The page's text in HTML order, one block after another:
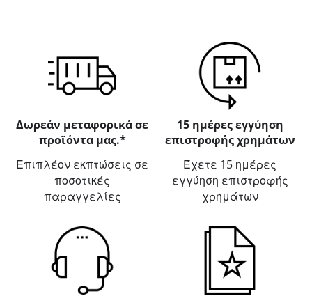
Δωρεάν μεταφορικά σε
προϊόντα μας.*
Επιπλέον εκπτώσεις σε
ποσοτικές
παραγγελίες
15 ημέρες εγγύηση
επιστροφής χρημάτων
Έχετε 15 ημέρες
εγγύηση επιστροφής
χρημάτων